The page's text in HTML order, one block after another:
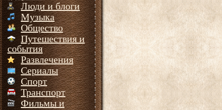
Люди и блоги
Музыка
Общество
Путешествия и
события
Развлечения
Сериалы
Спорт
Транспорт
Фильмы и